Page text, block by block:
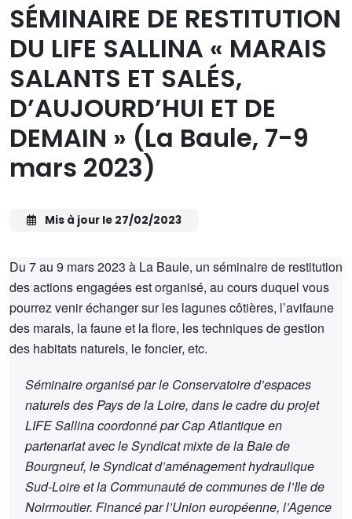
SÉMINAIRE DE RESTITUTION
DU LIFE SALLINA « MARAIS
SALANTS ET SALÉS,
D’AUJOURD’HUI ET DE
DEMAIN » (La Baule, 7-9
mars 2023)
Mis à jour le 27/02/2023
Du 7 au 9 mars 2023 à La Baule, un séminaire de restitution
des actions engagées est organisé, au cours duquel vous
pourrez venir échanger sur les lagunes côtières, l’avifaune
des marais, la faune et la flore, les techniques de gestion
des habitats naturels, le foncier, etc.
Séminaire organisé par le Conservatoire d’espaces
naturels des Pays de la Loire, dans le cadre du projet
LIFE Sallina coordonné par Cap Atlantique en
partenariat avec le Syndicat mixte de la Baie de
Bourgneuf, le Syndicat d’aménagement hydraulique
Sud-Loire et la Communauté de communes de l’Ile de
Noirmoutier. Financé par l’Union européenne, l’Agence